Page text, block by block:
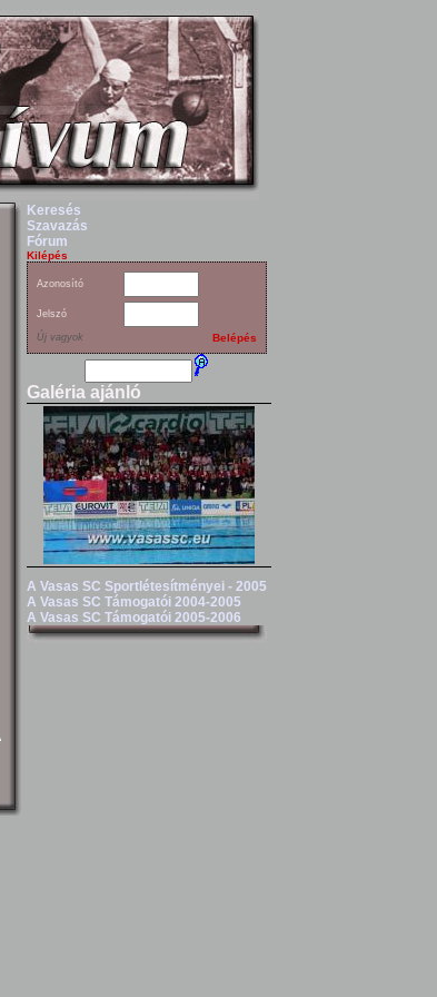
Keresés
Szavazás
Fórum
Kilépés
Azonosító
Jelszó
Új vagyok Belépés
Galéria ajánló
A Vasas SC Sportlétesítményei - 2005
A Vasas SC Támogatói 2004-2005
A Vasas SC Támogatói 2005-2006